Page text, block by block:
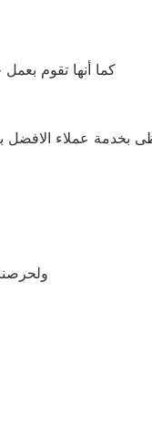
كما أنها تقوم
بخدمة عملاء الافضل